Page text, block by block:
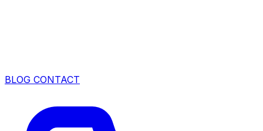
BLOG CONTACT